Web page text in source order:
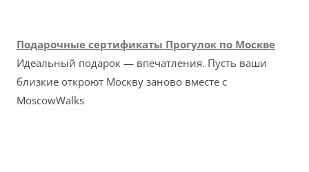
Подарочные сертификаты Прогулок по Москве
Идеальный подарок — впечатления. Пусть ваши
близкие откроют Москву заново вместе с
MoscowWalks